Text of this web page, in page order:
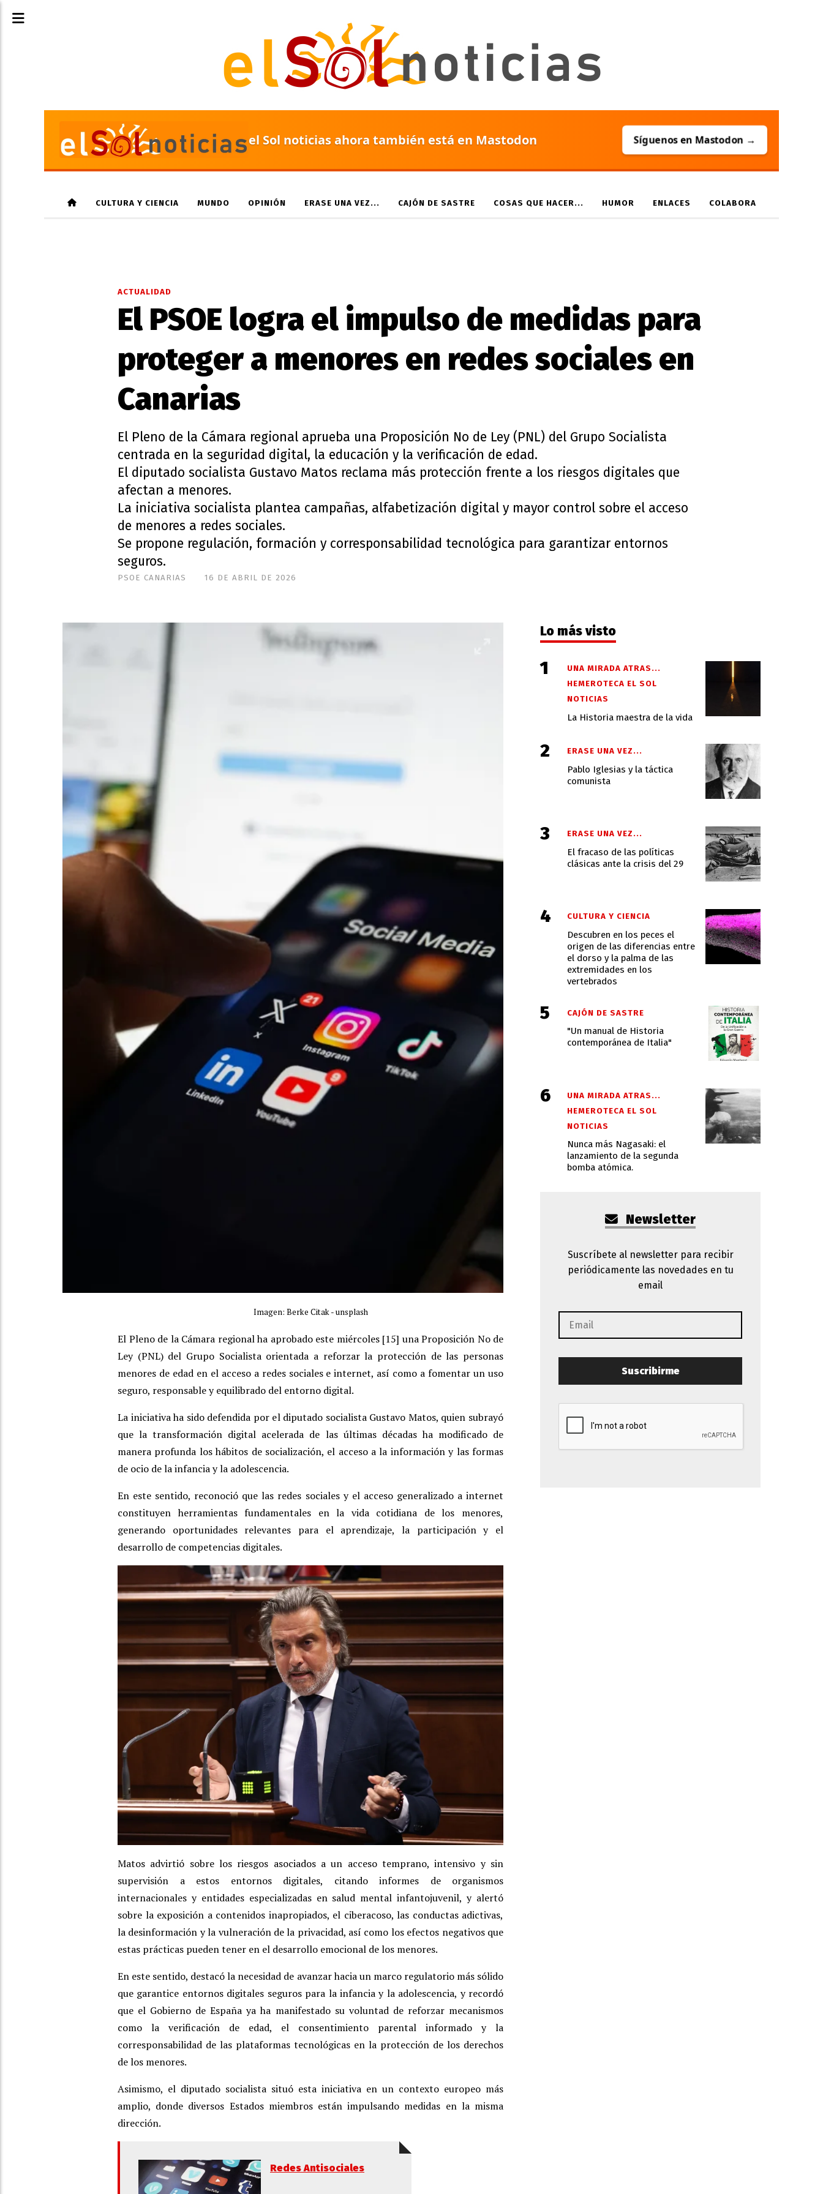
el Sol noticias ahora también está en Mastodon Síguenos en Mastodon →
CULTURA Y CIENCIA MUNDO OPINIÓN ERASE UNA VEZ... CAJÓN DE SASTRE COSAS QUE HACER... HUMOR ENLACES COLABORA
El PSOE logra el impulso de medidas para
proteger a menores en redes sociales en
Canarias
El Pleno de la Cámara regional aprueba una Proposición No de Ley (PNL) del Grupo Socialista
centrada en la seguridad digital, la educación y la verificación de edad.
El diputado socialista Gustavo Matos reclama más protección frente a los riesgos digitales que
afectan a menores.
La iniciativa socialista plantea campañas, alfabetización digital y mayor control sobre el acceso
de menores a redes sociales.
Se propone regulación, formación y corresponsabilidad tecnológica para garantizar entornos
seguros.
ACTUALIDAD
16 DE ABRIL DE 2026
PSOE CANARIAS
Imagen: Berke Citak - unsplash
El Pleno de la Cámara regional ha aprobado este miércoles [15] una Proposición No de
Ley (PNL) del Grupo Socialista orientada a reforzar la protección de las personas
menores de edad en el acceso a redes sociales e internet, así como a fomentar un uso
seguro, responsable y equilibrado del entorno digital.
La iniciativa ha sido defendida por el diputado socialista Gustavo Matos, quien subrayó
que la transformación digital acelerada de las últimas décadas ha modificado de
manera profunda los hábitos de socialización, el acceso a la información y las formas
de ocio de la infancia y la adolescencia.
En este sentido, reconoció que las redes sociales y el acceso generalizado a internet
constituyen herramientas fundamentales en la vida cotidiana de los menores,
generando oportunidades relevantes para el aprendizaje, la participación y el
desarrollo de competencias digitales.
Matos advirtió sobre los riesgos asociados a un acceso temprano, intensivo y sin
supervisión a estos entornos digitales, citando informes de organismos
internacionales y entidades especializadas en salud mental infantojuvenil, y alertó
sobre la exposición a contenidos inapropiados, el ciberacoso, las conductas adictivas,
la desinformación y la vulneración de la privacidad, así como los efectos negativos que
estas prácticas pueden tener en el desarrollo emocional de los menores.
En este sentido, destacó la necesidad de avanzar hacia un marco regulatorio más sólido
que garantice entornos digitales seguros para la infancia y la adolescencia, y recordó
que el Gobierno de España ya ha manifestado su voluntad de reforzar mecanismos
como la verificación de edad, el consentimiento parental informado y la
corresponsabilidad de las plataformas tecnológicas en la protección de los derechos
de los menores.
Asimismo, el diputado socialista situó esta iniciativa en un contexto europeo más
amplio, donde diversos Estados miembros están impulsando medidas en la misma
dirección.
Redes Antisociales
Lo más visto
La Historia maestra de la vida
UNA MIRADA ATRAS...
HEMEROTECA EL SOL
NOTICIAS
Pablo Iglesias y la táctica
comunista
ERASE UNA VEZ...
El fracaso de las políticas
clásicas ante la crisis del 29
ERASE UNA VEZ...
Descubren en los peces el
origen de las diferencias entre
el dorso y la palma de las
extremidades en los
vertebrados
CULTURA Y CIENCIA
"Un manual de Historia
contemporánea de Italia"
CAJÓN DE SASTRE
Nunca más Nagasaki: el
lanzamiento de la segunda
bomba atómica.
UNA MIRADA ATRAS...
HEMEROTECA EL SOL
NOTICIAS
Newsletter
Suscríbete al newsletter para recibir
periódicamente las novedades en tu
email
Suscribirme